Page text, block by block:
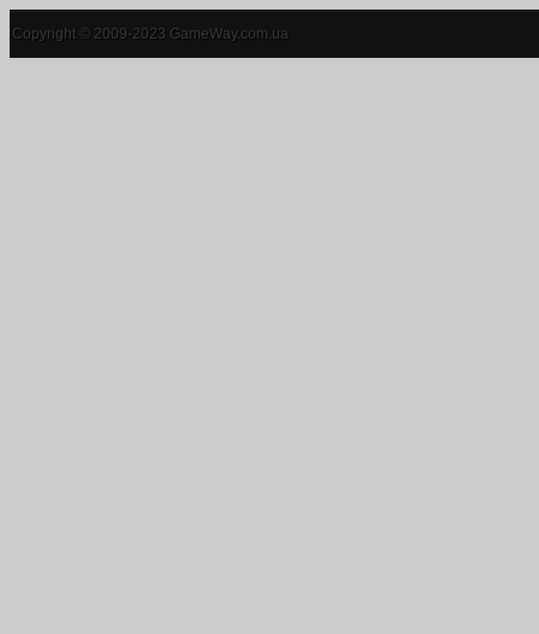
Copyright © 2009-2023 GameWay.com.ua